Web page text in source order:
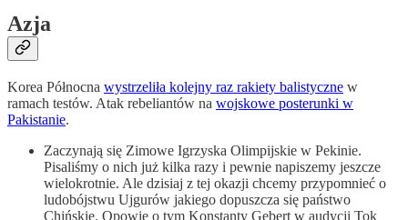
Azja
Korea Północna wystrzeliła kolejny raz rakiety balistyczne w
ramach testów. Atak rebeliantów na wojskowe posterunki w
Pakistanie.
Zaczynają się Zimowe Igrzyska Olimpijskie w Pekinie.
Pisaliśmy o nich już kilka razy i pewnie napiszemy jeszcze
wielokrotnie. Ale dzisiaj z tej okazji chcemy przypomnieć o
ludobójstwu Ujgurów jakiego dopuszcza się państwo
Chińskie. Opowie o tym Konstanty Gebert w audycji Tok